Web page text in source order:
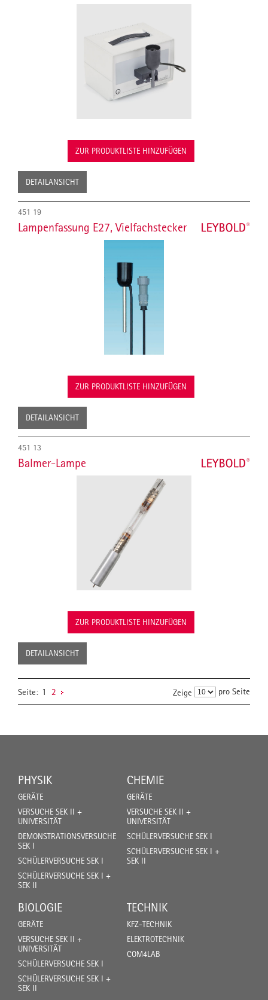
ZUR PRODUKTLISTE HINZUFÜGEN
DETAILANSICHT
451 19
Lampenfassung E27, Vielfachstecker
ZUR PRODUKTLISTE HINZUFÜGEN
DETAILANSICHT
451 13
Balmer-Lampe
ZUR PRODUKTLISTE HINZUFÜGEN
DETAILANSICHT
Seite: 1 2 Zeige pro Seite
PHYSIK
GERÄTE
VERSUCHE SEK II +
UNIVERSITÄT
DEMONSTRATIONSVERSUCHE
SEK I
SCHÜLERVERSUCHE SEK I
SCHÜLERVERSUCHE SEK I +
SEK II
CHEMIE
GERÄTE
VERSUCHE SEK II +
UNIVERSITÄT
SCHÜLERVERSUCHE SEK I
SCHÜLERVERSUCHE SEK I +
SEK II
BIOLOGIE
GERÄTE
VERSUCHE SEK II +
UNIVERSITÄT
SCHÜLERVERSUCHE SEK I
SCHÜLERVERSUCHE SEK I +
SEK II
TECHNIK
KFZ-TECHNIK
ELEKTROTECHNIK
COM4LAB